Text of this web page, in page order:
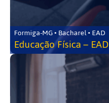
Formiga-MG • Bacharel • EAD
Educação Física – EAD